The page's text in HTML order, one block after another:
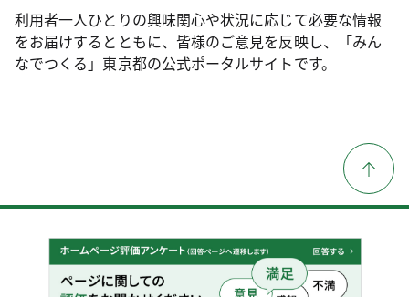
利用者一人ひとりの興味関心や状況に応じて必要な情報
をお届けするとともに、皆様のご意見を反映し、「みん
なでつくる」東京都の公式ポータルサイトです。